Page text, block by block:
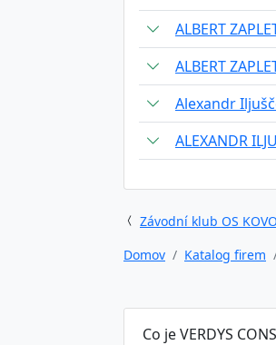
ALBERT
ALBERT
Alexandr
ALEXANDR
Závodní klub OS
Domov
Katalog firem
Co je VERDYS